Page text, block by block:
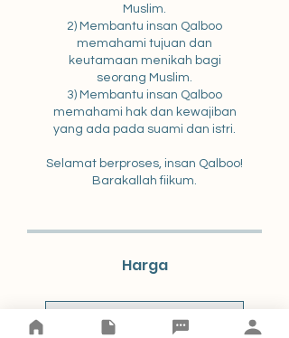
Muslim.
2) Membantu insan Qalboo
memahami tujuan dan
keutamaan menikah bagi
seorang Muslim.
3) Membantu insan Qalboo
memahami hak dan kewajiban
yang ada pada suami dan istri.
Selamat berproses, insan Qalboo!
Harga
Pembayaran Tunggal